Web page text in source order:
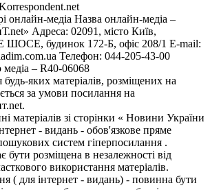
онлайн-медіа Назва онлайн-медіа –
Адреса: 02091, місто Київ,
будинок 172-Б, офіс 208/1 E-mail:
Телефон: 044-205-43-00
медіа – R40-06068
яких матеріалів, розміщених на
за умови посилання на
матеріалів зі сторінки « Новини України
- видань - обов'язкове пряме
систем гіперпосилання .
бути розміщена в незалежності від
використання матеріалів.
( для інтернет - видань) - повинна бути